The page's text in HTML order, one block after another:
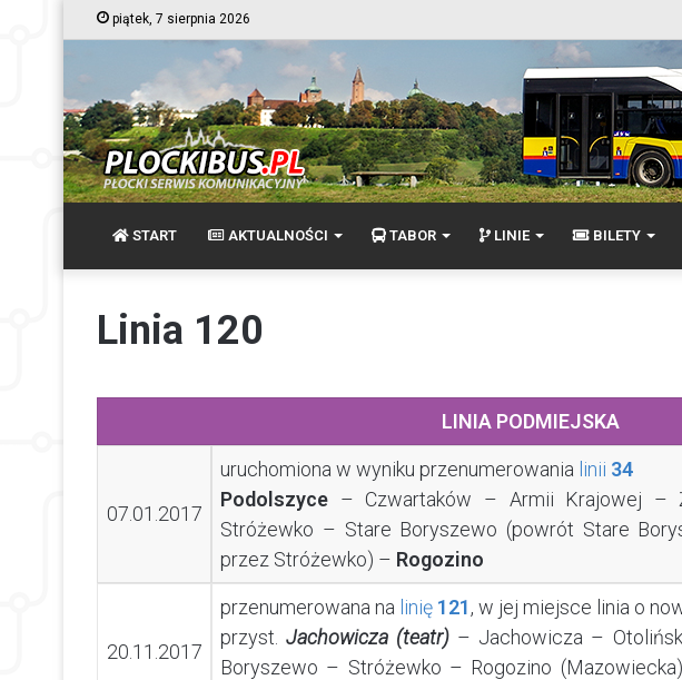
piątek, 7 sierpnia 2026
START AKTUALNOŚCI TABOR LINIE BILETY
Linia 120
LINIA PODMIEJSKA
07.01.2017
uruchomiona w wyniku przenumerowania linii 34
Podolszyce – Czwartaków – Armii Krajowej –
Stróżewko – Stare Boryszewo (powrót Stare
przez Stróżewko) – Rogozino
20.11.2017
przenumerowana na linię 121, w jej miejsce linia o
przyst.Jachowicza (teatr) – Jachowicza –
Boryszewo – Stróżewko – Rogozino